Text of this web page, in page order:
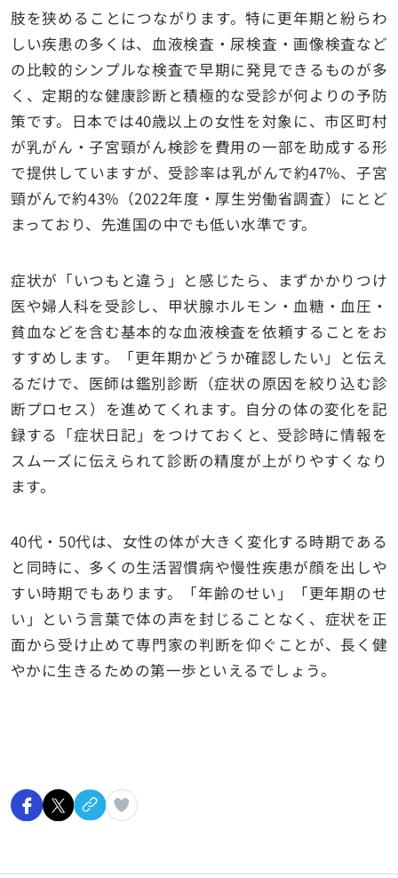
肢を狭めることにつながります。特に更年期と紛らわ
しい疾患の多くは、血液検査・尿検査・画像検査など
の比較的シンプルな検査で早期に発見できるものが多
く、定期的な健康診断と積極的な受診が何よりの予防
策です。日本では40歳以上の女性を対象に、市区町村
が乳がん・子宮頸がん検診を費用の一部を助成する形
で提供していますが、受診率は乳がんで約47%、子宮
頸がんで約43%（2022年度・厚生労働省調査）にとど
まっており、先進国の中でも低い水準です。
症状が「いつもと違う」と感じたら、まずかかりつけ
医や婦人科を受診し、甲状腺ホルモン・血糖・血圧・
貧血などを含む基本的な血液検査を依頼することをお
すすめします。「更年期かどうか確認したい」と伝え
るだけで、医師は鑑別診断（症状の原因を絞り込む診
断プロセス）を進めてくれます。自分の体の変化を記
録する「症状日記」をつけておくと、受診時に情報を
スムーズに伝えられて診断の精度が上がりやすくなり
ます。
40代・50代は、女性の体が大きく変化する時期である
と同時に、多くの生活習慣病や慢性疾患が顔を出しや
すい時期でもあります。「年齢のせい」「更年期のせ
い」という言葉で体の声を封じることなく、症状を正
面から受け止めて専門家の判断を仰ぐことが、長く健
やかに生きるための第一歩といえるでしょう。